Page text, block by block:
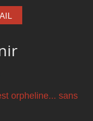
orpheline... sans